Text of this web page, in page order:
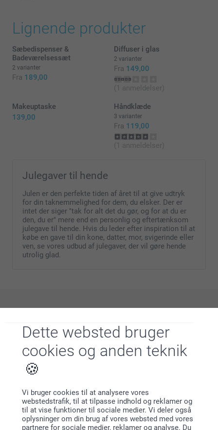
Dette websted bruger
cookies og anden teknik
Vi bruger cookies til at analysere vores
webstedstrafik, til at tilpasse indhold og reklamer og
til at vise funktioner til sociale medier. Vi deler også
oplysninger om din brug af vores websted med vores
partnere for sociale medier, reklamer og analyse. Du
Lignende produkter
Sæbedispenser &
Badeværelsessæt
2 varianter
Fra 189,00
Diffuser i glas
2 varianter
Fra 149,00
(1 anmeldelser)
Makeuptaske
139,00
Håndklæde
3 varianter
Fra 119,00
(1 anmeldelser)
Julegaver til hende
Julen er den perfekte tiden af året til at give udtryk
for din taknemmelighed for dem, du elsker. Der er
intet der siger "tak for alt det du gør, og for at du er
den, du er" mere end en personlig og eftertænksom
julegave til hende. Hvis du leder efter inspiration til at
købe en gave til din kone, datter, mor, svigerinde eller
ven, se vores udbud af julegaver, der vil gøre hende
utrolig glad.
Hvorfor smartphoto
Tilfreds kunde garanti